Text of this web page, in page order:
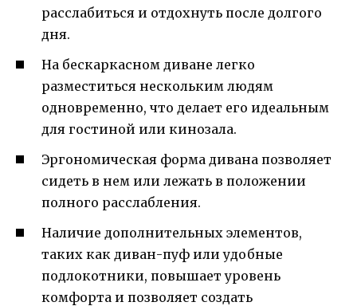
расслабиться и отдохнуть после долгого
дня.
На бескаркасном диване легко
разместиться нескольким людям
одновременно, что делает его идеальным
для гостиной или кинозала.
Эргономическая форма дивана позволяет
сидеть в нем или лежать в положении
полного расслабления.
Наличие дополнительных элементов,
таких как диван-пуф или удобные
подлокотники, повышает уровень
комфорта и позволяет создать